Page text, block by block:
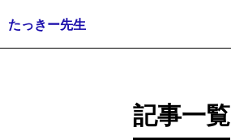
たっきー先生
記事一覧